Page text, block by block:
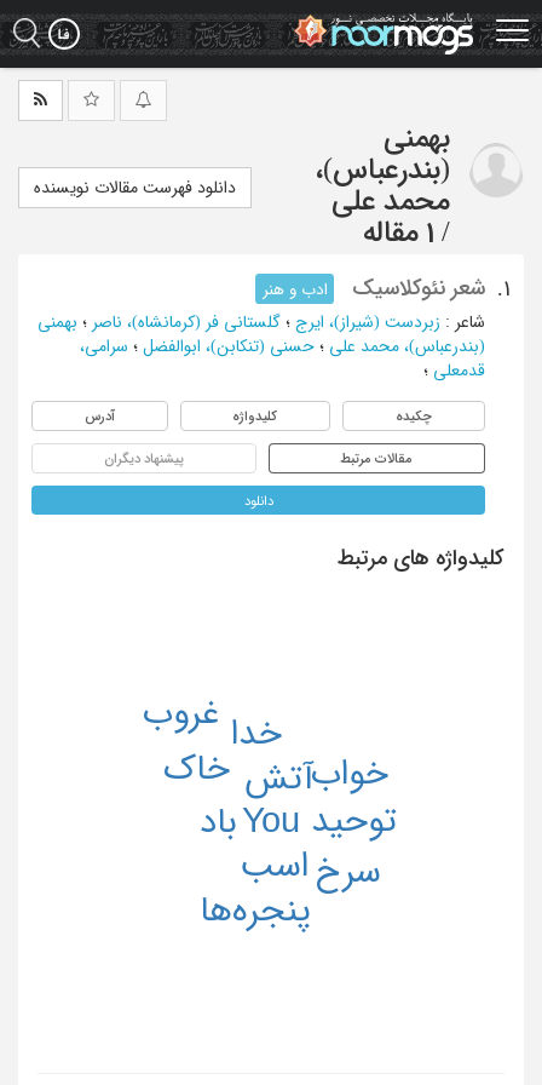
Skip
to
main
بهمنی
(بندرعباس)،
محمد علی
/ 1 مقاله
دانلود فهرست مقالات نویسنده
1. شعر نئوکلاسیک
ادب و هنر
شاعر : زبردست (شیراز)، ایرج ؛ گلستانی فر (کرمانشاه)، ناصر ؛ بهمنی
(بندرعباس)، محمد علی ؛ حسنی (تنکابن)، ابوالفضل ؛ سرامی،
قدمعلی ؛
چکیده کلیدواژه آدرس
مقالات مرتبط پیشنهاد دیگران
دانلود
کلیدواژه های مرتبط
You
آتش
اسب
باد
پنجره‌ها
توحید
خاک
خدا
خواب
سرخ
غروب